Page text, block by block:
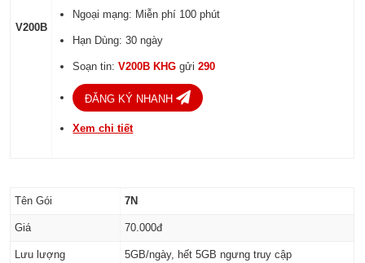
V200B
Ngoại mạng: Miễn phí 100 phút
Hạn Dùng: 30 ngày
Soạn tin:V200B KHGgửi290
ĐĂNG KÝ NHANH
Xem chi tiết
Tên Gói 7N
Giá 70.000đ
Lưu lượng 5GB/ngày, hết 5GB ngưng truy cập